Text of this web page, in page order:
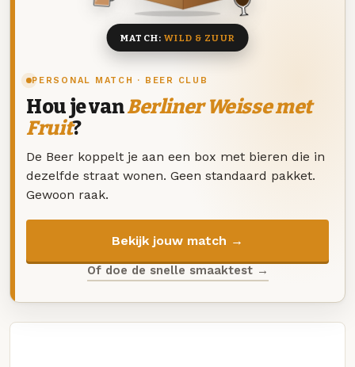
PERSONAL MATCH · BEER CLUB
Hou je vanBerliner Weisse met
Fruit?
De Beer koppelt je aan een box met bieren die in
dezelfde straat wonen. Geen standaard pakket.
Gewoon raak.
Bekijk jouw match →
Of doe de snelle smaaktest →
MATCH:WILD & ZUUR